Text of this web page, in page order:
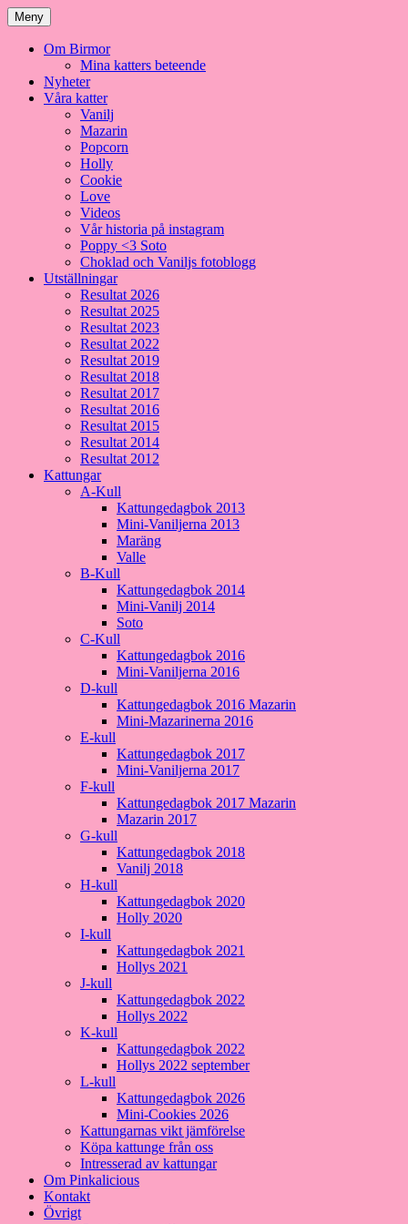
Meny
Om Birmor
Mina katters beteende
Nyheter
Våra katter
Vanilj
Mazarin
Popcorn
Holly
Cookie
Love
Videos
Vår historia på instagram
Poppy <3 Soto
Choklad och Vaniljs fotoblogg
Utställningar
Resultat 2026
Resultat 2025
Resultat 2023
Resultat 2022
Resultat 2019
Resultat 2018
Resultat 2017
Resultat 2016
Resultat 2015
Resultat 2014
Resultat 2012
Kattungar
A-Kull
Kattungedagbok 2013
Mini-Vaniljerna 2013
Maräng
Valle
B-Kull
Kattungedagbok 2014
Mini-Vanilj 2014
Soto
C-Kull
Kattungedagbok 2016
Mini-Vaniljerna 2016
D-kull
Kattungedagbok 2016 Mazarin
Mini-Mazarinerna 2016
E-kull
Kattungedagbok 2017
Mini-Vaniljerna 2017
F-kull
Kattungedagbok 2017 Mazarin
Mazarin 2017
G-kull
Kattungedagbok 2018
Vanilj 2018
H-kull
Kattungedagbok 2020
Holly 2020
I-kull
Kattungedagbok 2021
Hollys 2021
J-kull
Kattungedagbok 2022
Hollys 2022
K-kull
Kattungedagbok 2022
Hollys 2022 september
L-kull
Kattungedagbok 2026
Mini-Cookies 2026
Kattungarnas vikt jämförelse
Köpa kattunge från oss
Intresserad av kattungar
Om Pinkalicious
Kontakt
Övrigt